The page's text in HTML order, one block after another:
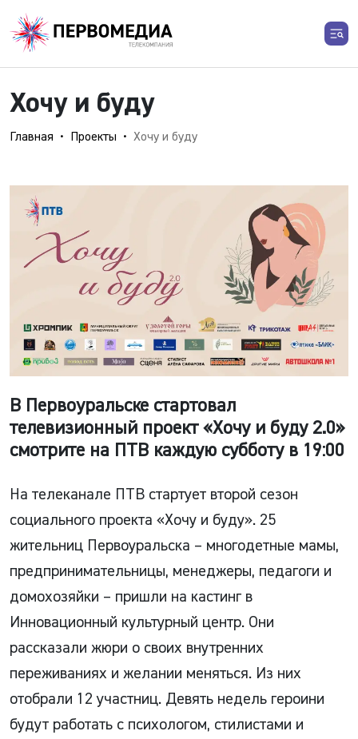
Хочу и буду
Главная Проекты Хочу и буду
В Первоуральске стартовал
телевизионный проект «Хочу и буду 2.0»
смотрите на ПТВ каждую субботу в 19:00
На телеканале ПТВ стартует второй сезон
социального проекта «Хочу и буду». 25
жительниц Первоуральска – многодетные мамы,
предпринимательницы, менеджеры, педагоги и
домохозяйки – пришли на кастинг в
Инновационный культурный центр. Они
рассказали жюри о своих внутренних
переживаниях и желании меняться. Из них
отобрали 12 участниц. Девять недель героини
будут работать с психологом, стилистами и